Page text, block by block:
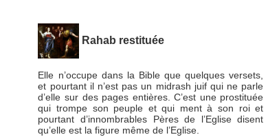
Rahab restituée
Elle n’occupe dans la Bible que quelques versets,
et pourtant il n’est pas un midrash juif qui ne parle
d’elle sur des pages entières. C’est une prostituée
qui trompe son peuple et qui ment à son roi et
pourtant d’innombrables Pères de l’Eglise disent
qu’elle est la figure même de l’Eglise.